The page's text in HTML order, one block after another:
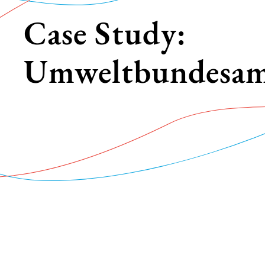
Case Study: